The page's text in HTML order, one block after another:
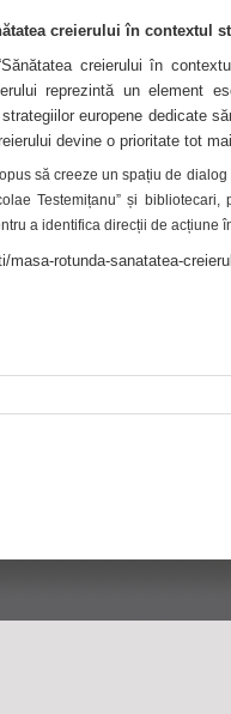
creierului în contextul
creierului în
reprezintă un element
europene dedicate
devine o prioritate tot
să creeze un spațiu de
Testemițanu” și
a identifica direcții de acțiune
masa-rotunda-sanatatea-